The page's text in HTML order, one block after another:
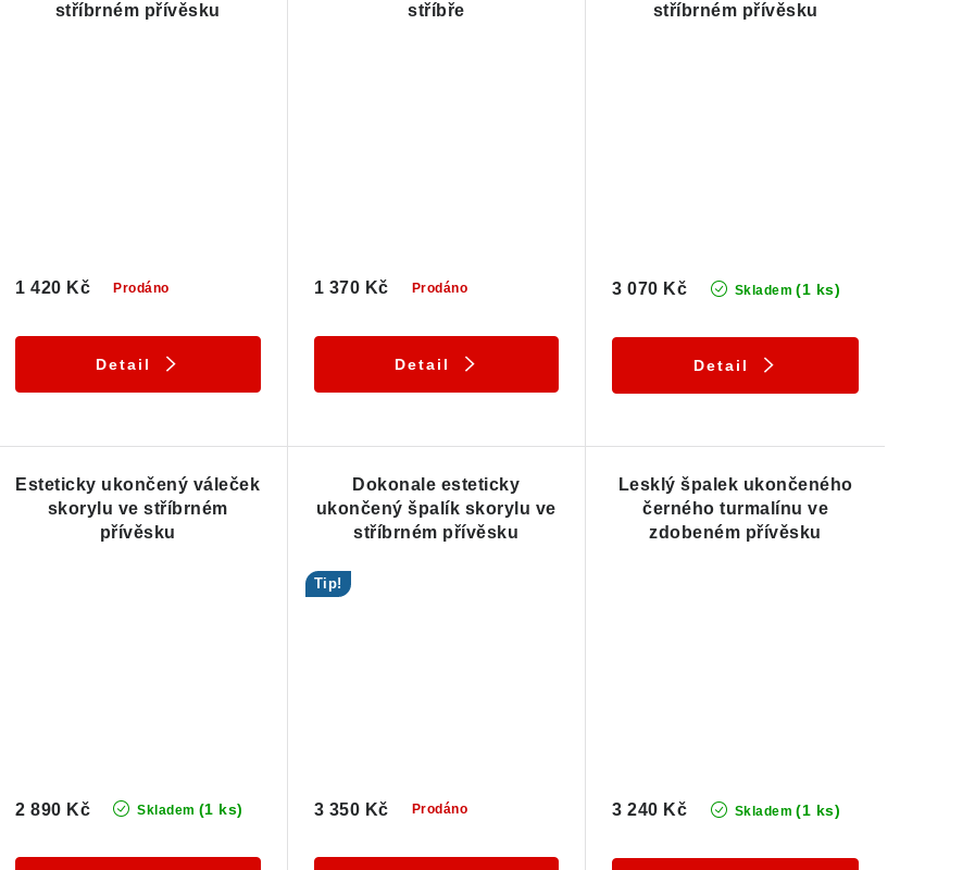
stříbrném přívěsku
Prodáno
1 420 Kč
Detail
stříbře
Prodáno
1 370 Kč
Detail
stříbrném přívěsku
Skladem (1 ks)
3 070 Kč
Detail
Esteticky ukončený váleček
skorylu ve stříbrném
přívěsku
Skladem (1 ks)
2 890 Kč
Dokonale esteticky
ukončený špalík skorylu ve
stříbrném přívěsku
Tip!
Prodáno
3 350 Kč
Lesklý špalek ukončeného
černého turmalínu ve
zdobeném přívěsku
Skladem (1 ks)
3 240 Kč